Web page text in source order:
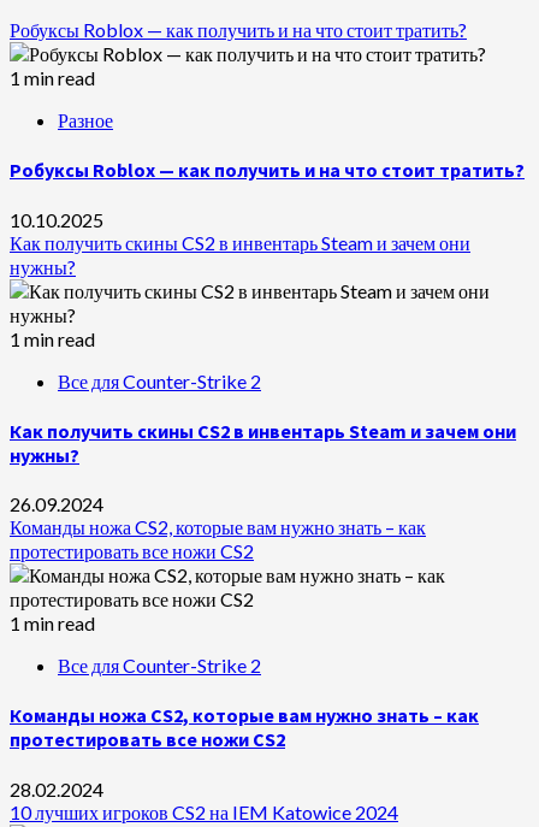
Робуксы Roblox — как получить и на что стоит тратить?
1 min read
Разное
Робуксы Roblox — как получить и на что стоит тратить?
10.10.2025
Как получить скины CS2 в инвентарь Steam и зачем они
нужны?
1 min read
Все для Counter-Strike 2
Как получить скины CS2 в инвентарь Steam и зачем они
нужны?
26.09.2024
Команды ножа CS2, которые вам нужно знать – как
протестировать все ножи CS2
1 min read
Все для Counter-Strike 2
Команды ножа CS2, которые вам нужно знать – как
протестировать все ножи CS2
28.02.2024
10 лучших игроков CS2 на IEM Katowice 2024